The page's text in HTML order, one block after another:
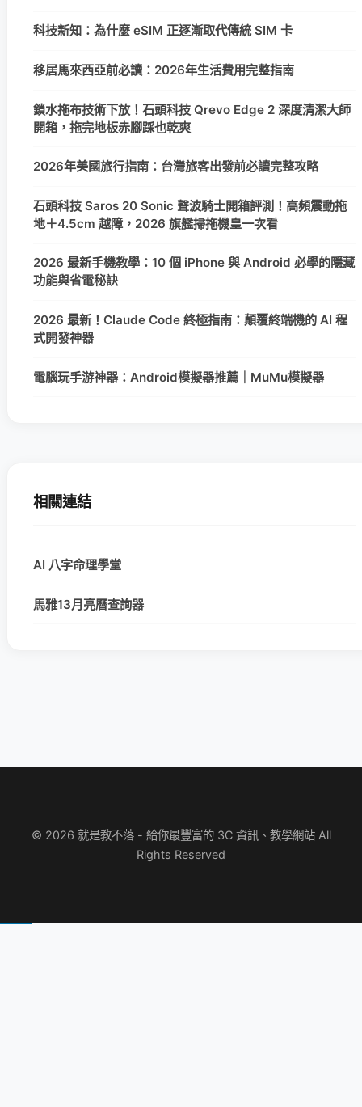
科技新知：為什麼 eSIM 正逐漸取代傳統 SIM 卡
移居馬來西亞前必讀：2026年生活費用完整指南
鎖水拖布技術下放！石頭科技 Qrevo Edge 2 深度清潔大師
開箱，拖完地板赤腳踩也乾爽
2026年美國旅行指南：台灣旅客出發前必讀完整攻略
石頭科技 Saros 20 Sonic 聲波騎士開箱評測！高頻震動拖
地＋4.5cm 越障，2026 旗艦掃拖機皇一次看
2026 最新手機教學：10 個 iPhone 與 Android 必學的隱藏
功能與省電秘訣
2026 最新！Claude Code 終極指南：顛覆終端機的 AI 程
式開發神器
電腦玩手游神器：Android模擬器推薦｜MuMu模擬器
相關連結
AI 八字命理學堂
馬雅13月亮曆查詢器
© 2026 就是教不落 - 給你最豐富的 3C 資訊、教學網站 All
Rights Reserved